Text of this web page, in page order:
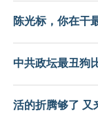
陈光标，你在干
中共政坛最丑狗
活的折腾够了 又